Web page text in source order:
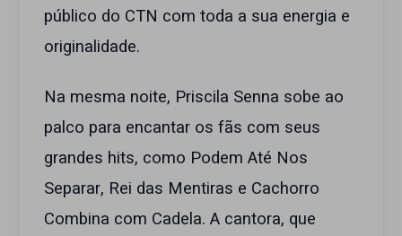
público do CTN com toda a sua energia e
originalidade.
Na mesma noite, Priscila Senna sobe ao
palco para encantar os fãs com seus
grandes hits, como Podem Até Nos
Separar, Rei das Mentiras e Cachorro
Combina com Cadela. A cantora, que